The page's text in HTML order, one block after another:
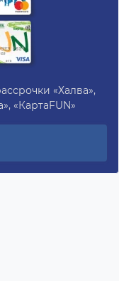
«Халва»,
«КартаFUN»